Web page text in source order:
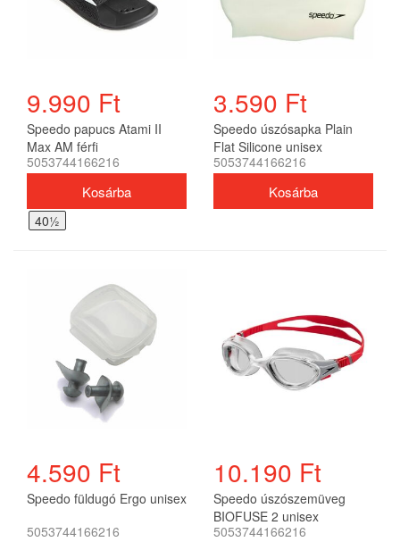
9.990 Ft
Speedo papucs Atami II
Max AM férfi
5053744166216
40½
3.590 Ft
Speedo úszósapka Plain
Flat Silicone unisex
5053744166216
4.590 Ft
Speedo füldugó Ergo unisex
5053744166216
10.190 Ft
Speedo úszószemüveg
BIOFUSE 2 unisex
5053744166216